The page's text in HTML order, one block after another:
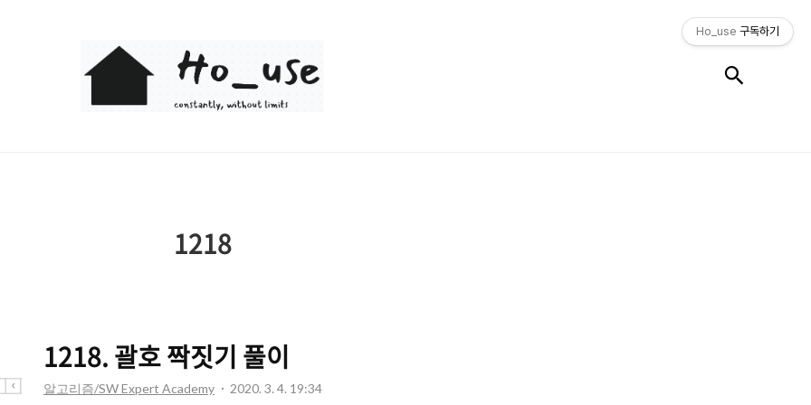
Ho_use
1218
1218. 괄호 짝짓기 풀이
알고리즘/SW Expert Academy 2020. 3. 4. 19:34
Ho_use 구독하기